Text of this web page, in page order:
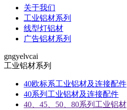
关于我们
工业铝材系列
线型灯铝材
广告铝材系列
gngyelvcai
工业铝材系列
40欧标系工业铝材及连接配件
40系列工业铝材及连接配件
40、45、50、80系列工业铝材